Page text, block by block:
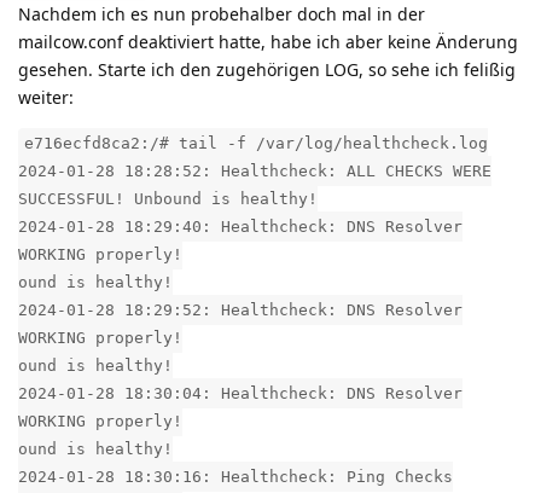
Nachdem ich es nun probehalber doch mal in der
mailcow.conf deaktiviert hatte, habe ich aber keine Änderung
gesehen. Starte ich den zugehörigen LOG, so sehe ich felißig
weiter:
e716ecfd8ca2:/# tail -f /var/log/healthcheck.log
2024-01-28 18:28:52: Healthcheck: ALL CHECKS WERE
SUCCESSFUL! Unbound is healthy!
2024-01-28 18:29:40: Healthcheck: DNS Resolver
WORKING properly!
ound is healthy!
2024-01-28 18:29:52: Healthcheck: DNS Resolver
WORKING properly!
ound is healthy!
2024-01-28 18:30:04: Healthcheck: DNS Resolver
WORKING properly!
ound is healthy!
2024-01-28 18:30:16: Healthcheck: Ping Checks